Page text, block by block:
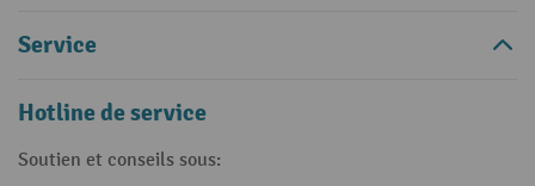
Service
Hotline de service
Soutien et conseils sous: